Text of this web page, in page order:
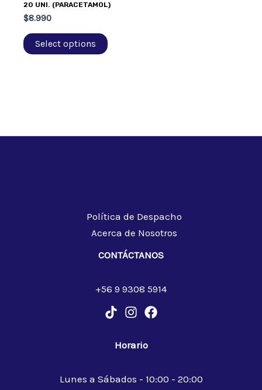
20 UNI. (PARACETAMOL)
$8.990
Select options
Política de Despacho
Acerca de Nosotros
CONTÁCTANOS
+56 9 9308 5914
Horario
Lunes a Sábados - 10:00 - 20:00